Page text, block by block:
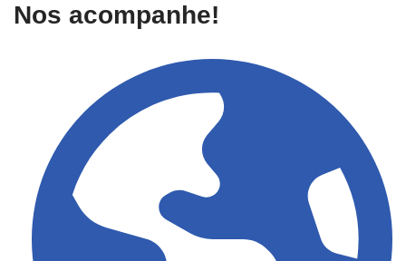
Nos acompanhe!